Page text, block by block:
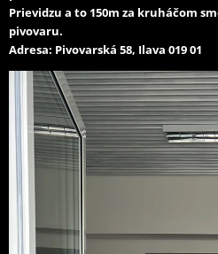
Prievidzu a to 150m za kruháčom
pivovaru.
Adresa: Pivovarská 58, Ilava 019 01